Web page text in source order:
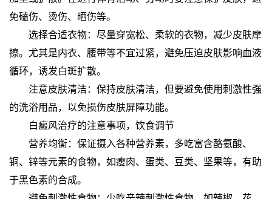
免磕伤、烫伤、晒伤等。
选择合适衣物：尽量穿宽松、柔软的衣物，减少皮肤摩
擦。尤其是内衣、腰带等不宜过紧，避免压迫皮肤影响血液
循环，诱发白斑扩散。
注意皮肤清洁：保持皮肤清洁，但要避免使用刺激性强
的洗浴用品，以免损伤皮肤屏障功能。
白癜风治疗的注意事项，饮食调节
营养均衡：保证摄入各种营养素，多吃富含酪氨酸、
铜、锌等元素的食物，如瘦肉、蛋类、豆类、坚果等，有助
于黑色素的合成。